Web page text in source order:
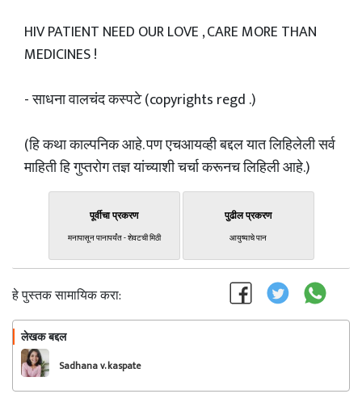
HIV PATIENT NEED OUR LOVE , CARE MORE THAN
MEDICINES !
- साधना वालचंद कस्पटे (copyrights regd .)
(हि कथा काल्पनिक आहे. पण एचआयव्ही बद्दल यात लिहिलेली सर्व
माहिती हि गुप्तरोग तज्ञ यांच्याशी चर्चा करूनच लिहिली आहे.)
पूर्वीचा प्रकरण
मनापासून पानापर्यंत - शेवटची मिठी
पुढील प्रकरण
आयुष्याचे पान
हे पुस्तक सामायिक करा:
लेखक बद्दल
Sadhana v. kaspate